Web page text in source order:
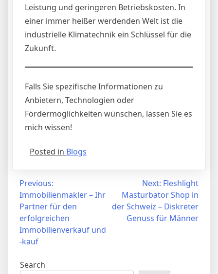
Leistung und geringeren Betriebskosten. In
einer immer heißer werdenden Welt ist die
industrielle Klimatechnik ein Schlüssel für die
Zukunft.
Falls Sie spezifische Informationen zu
Anbietern, Technologien oder
Fördermöglichkeiten wünschen, lassen Sie es
mich wissen!
Posted in Blogs
Post
navigation
Previous:
Immobilienmakler – Ihr
Partner für den
erfolgreichen
Immobilienverkauf und
-kauf
Next: Fleshlight
Masturbator Shop in
der Schweiz – Diskreter
Genuss für Männer
Search